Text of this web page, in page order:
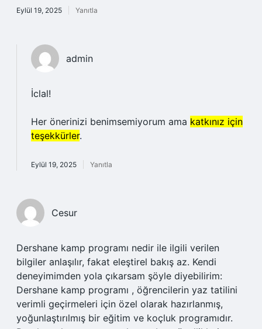
Eylül 19, 2025 Yanıtla
admin
İclal!
Her önerinizi benimsemiyorum ama katkınız için
teşekkürler.
Eylül 19, 2025 Yanıtla
Cesur
Dershane kamp programı nedir ile ilgili verilen
bilgiler anlaşılır, fakat eleştirel bakış az. Kendi
deneyimimden yola çıkarsam şöyle diyebilirim:
Dershane kamp programı , öğrencilerin yaz tatilini
verimli geçirmeleri için özel olarak hazırlanmış,
yoğunlaştırılmış bir eğitim ve koçluk programıdır.